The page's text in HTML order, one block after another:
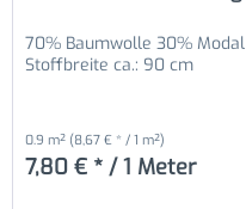
70% Baumwolle 30% Modal
Stoffbreite ca.: 90 cm
0.9 m² (8,67 € * / 1 m²)
7,80 € * / 1 Meter